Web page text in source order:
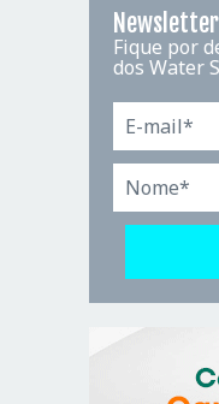
Newsletter
Fique por
dos Water